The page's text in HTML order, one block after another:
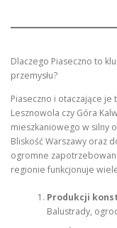
Dlaczego Piaseczno to
przemysłu?
Piaseczno i otaczające je
Lesznowola czy Góra
mieszkaniowego w silny
Bliskość Warszawy oraz
ogromne
regionie funkcjonuje
Produkcji
Balustrady,